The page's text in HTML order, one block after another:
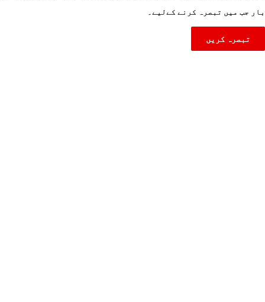
بار جب میں تبصرہ کرنے کےلیے۔